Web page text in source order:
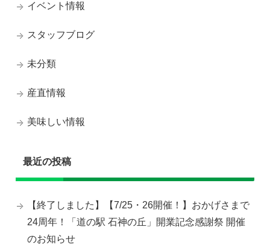
イベント情報
スタッフブログ
未分類
産直情報
美味しい情報
最近の投稿
【終了しました】【7/25・26開催！】おかげさまで
24周年！「道の駅 石神の丘」開業記念感謝祭 開催
のお知らせ